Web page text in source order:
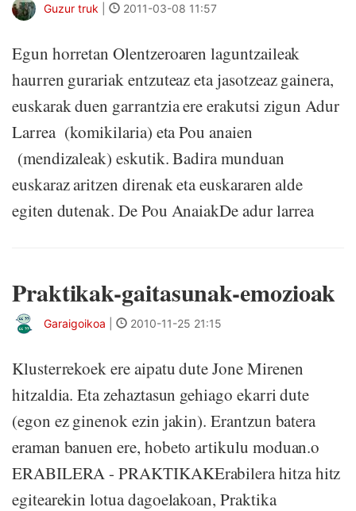
Guzur truk 2011-03-08 11:57
Egun horretan Olentzeroaren laguntzaileak
haurren gurariak entzuteaz eta jasotzeaz gainera,
euskarak duen garrantzia ere erakutsi zigun Adur
Larrea (komikilaria) eta Pou anaien
(mendizaleak) eskutik. Badira munduan
euskaraz aritzen direnak eta euskararen alde
egiten dutenak. De Pou AnaiakDe adur larrea
Praktikak-gaitasunak-emozioak
Garaigoikoa 2010-11-25 21:15
Klusterrekoek ere aipatu dute Jone Mirenen
hitzaldia. Eta zehaztasun gehiago ekarri dute
(egon ez ginenok ezin jakin). Erantzun batera
eraman banuen ere, hobeto artikulu moduan.o
ERABILERA - PRAKTIKAKErabilera hitza hitz
egitearekin lotua dagoelakoan, Praktika